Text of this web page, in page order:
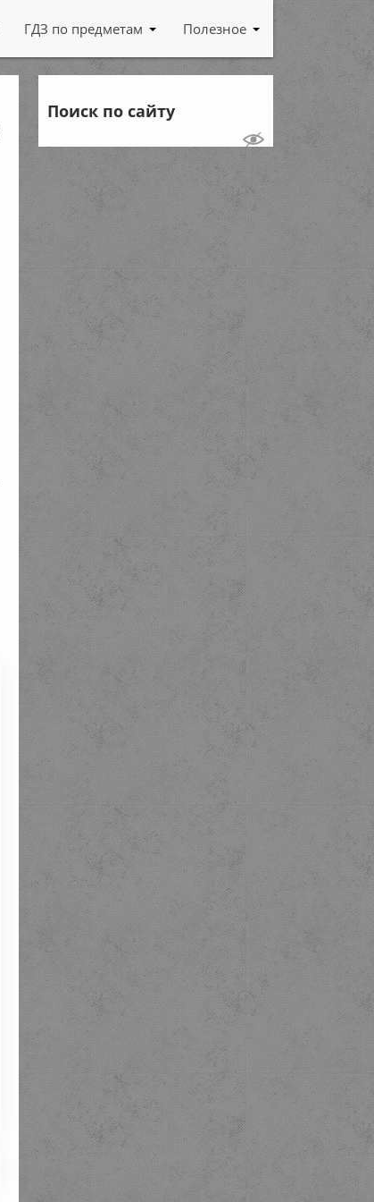
ГДЗ по предметам Полезное
Поиск по сайту